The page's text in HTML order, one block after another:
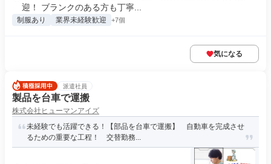
迎！ ブランクのある方も丁寧...
制服あり 業界未経験歓迎 +7個
気になる
派遣社員
製品を台車で運搬
株式会社ヒューマンアイズ
未経験でも活躍できる！【部品を台車で運搬】 自動車を完成させ
るための重要な工程！ 交替勤務...